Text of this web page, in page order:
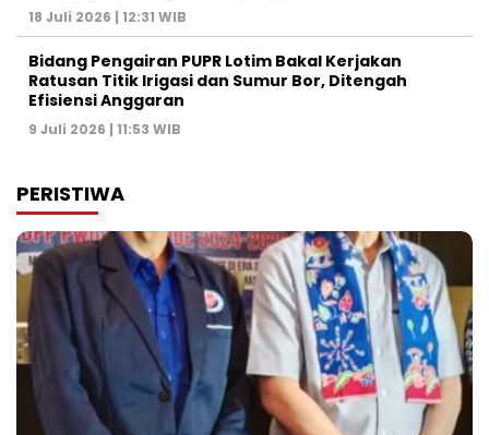
18 Juli 2026 | 12:31 WIB
Bidang Pengairan PUPR Lotim Bakal Kerjakan
Ratusan Titik Irigasi dan Sumur Bor, Ditengah
Efisiensi Anggaran
9 Juli 2026 | 11:53 WIB
PERISTIWA